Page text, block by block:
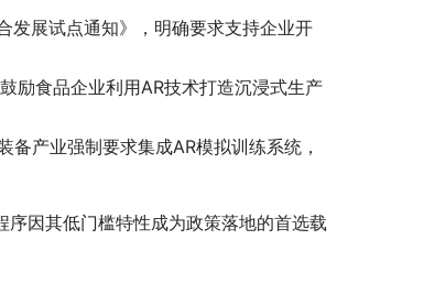
发展试点通知》，明确要求支持企业开
励食品企业利用AR技术打造沉浸式生产
备产业强制要求集成AR模拟训练系统，
序因其低门槛特性成为政策落地的首选载